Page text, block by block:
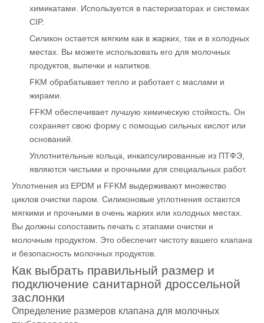
химикатами. Используется в пастеризаторах и системах
CIP.
Силикон остается мягким как в жарких, так и в холодных
местах. Вы можете использовать его для молочных
продуктов, выпечки и напитков.
FKM обрабатывает тепло и работает с маслами и
жирами.
FFKM обеспечивает лучшую химическую стойкость. Он
сохраняет свою форму с помощью сильных кислот или
оснований.
Уплотнительные кольца, инкапсулированные из ПТФЭ,
являются чистыми и прочными для специальных работ.
Уплотнения из EPDM и FFKM выдерживают множество
циклов очистки паром. Силиконовые уплотнения остаются
мягкими и прочными в очень жарких или холодных местах.
Вы должны сопоставить печать с этапами очистки и
молочным продуктом. Это обеспечит чистоту вашего клапана
и безопасность молочных продуктов.
Как выбрать правильный размер и
подключение санитарной дроссельной
заслонки
Определение размеров клапана для молочных